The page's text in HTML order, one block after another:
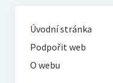
Úvodní stránka
Podpořit web
O webu